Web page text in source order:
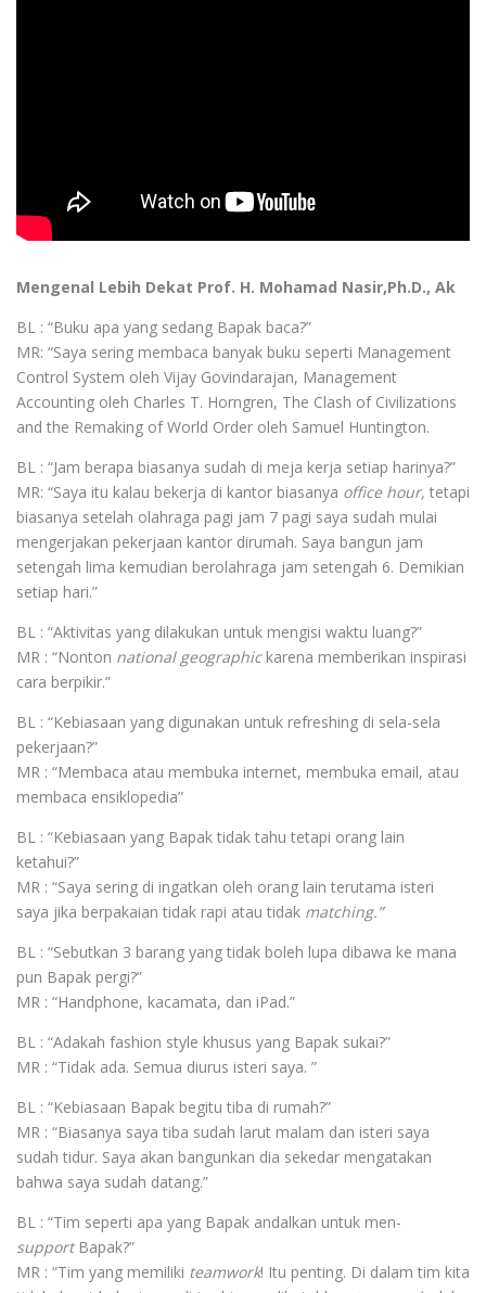
Mengenal Lebih Dekat Prof. H. Mohamad Nasir,Ph.D., Ak
BL : “Buku apa yang sedang Bapak baca?”
MR: “Saya sering membaca banyak buku seperti Management
Control System oleh Vijay Govindarajan, Management
Accounting oleh Charles T. Horngren, The Clash of Civilizations
and the Remaking of World Order oleh Samuel Huntington.
BL : “Jam berapa biasanya sudah di meja kerja setiap harinya?”
MR: “Saya itu kalau bekerja di kantor biasanya office hour, tetapi
biasanya setelah olahraga pagi jam 7 pagi saya sudah mulai
mengerjakan pekerjaan kantor dirumah. Saya bangun jam
setengah lima kemudian berolahraga jam setengah 6. Demikian
setiap hari.”
BL : “Aktivitas yang dilakukan untuk mengisi waktu luang?”
MR : “Nonton national geographickarena memberikan inspirasi
cara berpikir.”
BL : “Kebiasaan yang digunakan untuk refreshing di sela-sela
pekerjaan?”
MR : “Membaca atau membuka internet, membuka email, atau
membaca ensiklopedia”
BL : “Kebiasaan yang Bapak tidak tahu tetapi orang lain
ketahui?”
MR : “Saya sering di ingatkan oleh orang lain terutama isteri
saya jika berpakaian tidak rapi atau tidak matching.”
BL : “Sebutkan 3 barang yang tidak boleh lupa dibawa ke mana
pun Bapak pergi?”
MR : “Handphone, kacamata, dan iPad.”
BL : “Adakah fashion style khusus yang Bapak sukai?”
MR : “Tidak ada. Semua diurus isteri saya. ”
BL : “Kebiasaan Bapak begitu tiba di rumah?”
MR : “Biasanya saya tiba sudah larut malam dan isteri saya
sudah tidur. Saya akan bangunkan dia sekedar mengatakan
bahwa saya sudah datang.”
BL : “Tim seperti apa yang Bapak andalkan untuk men-
supportBapak?”
MR : “Tim yang memiliki teamwork! Itu penting. Di dalam tim kita